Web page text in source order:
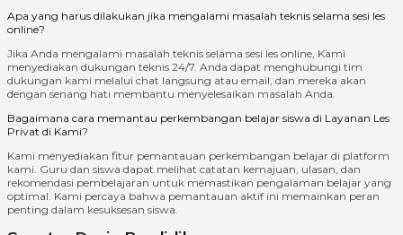
Apa yang harus dilakukan jika mengalami masalah teknis selama sesi les
online?
Jika Anda mengalami masalah teknis selama sesi les online, Kami
menyediakan dukungan teknis 24/7. Anda dapat menghubungi tim
dukungan kami melalui chat langsung atau email, dan mereka akan
dengan senang hati membantu menyelesaikan masalah Anda.
Bagaimana cara memantau perkembangan belajar siswa di Layanan Les
Privat di Kami?
Kami menyediakan fitur pemantauan perkembangan belajar di platform
kami. Guru dan siswa dapat melihat catatan kemajuan, ulasan, dan
rekomendasi pembelajaran untuk memastikan pengalaman belajar yang
optimal. Kami percaya bahwa pemantauan aktif ini memainkan peran
penting dalam kesuksesan siswa.